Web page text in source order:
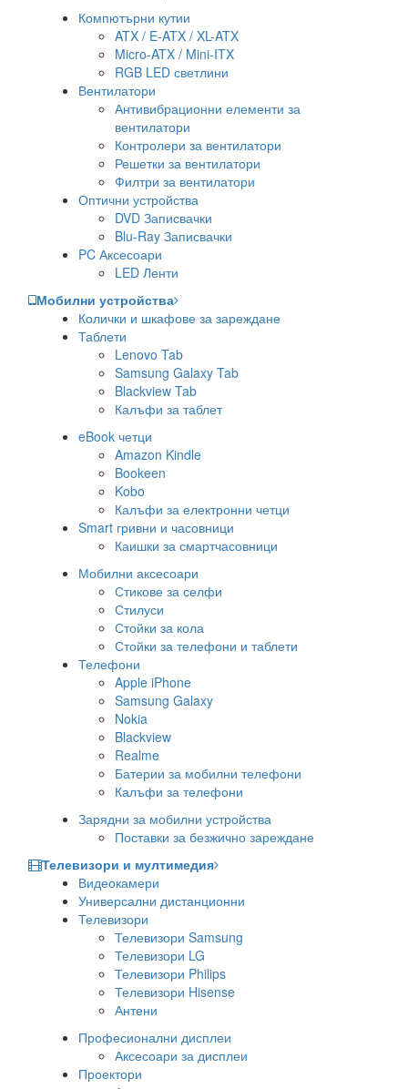
Компютърни кутии
ATX / E-ATX / XL-ATX
Micro-ATX / Mini-ITX
RGB LED светлини
Вентилатори
Антивибрационни елементи за
вентилатори
Контролери за вентилатори
Решетки за вентилатори
Филтри за вентилатори
Оптични устройства
DVD Записвачки
Blu-Ray Записвачки
PC Аксесоари
LED Ленти
Мобилни устройства
Колички и шкафове за зареждане
Таблети
Lenovo Tab
Samsung Galaxy Tab
Blackview Tab
Калъфи за таблет
eBook четци
Amazon Kindle
Bookeen
Kobo
Калъфи за електронни четци
Smart гривни и часовници
Каишки за смартчасовници
Мобилни аксесоари
Стикове за селфи
Стилуси
Стойки за кола
Стойки за телефони и таблети
Телефони
Apple iPhone
Samsung Galaxy
Nokia
Blackview
Realme
Батерии за мобилни телефони
Калъфи за телефони
Зарядни за мобилни устройства
Поставки за безжично зареждане
Телевизори и мултимедия
Видеокамери
Универсални дистанционни
Телевизори
Телевизори Samsung
Телевизори LG
Телевизори Philips
Телевизори Hisense
Антени
Професионални дисплеи
Аксесоари за дисплеи
Проектори